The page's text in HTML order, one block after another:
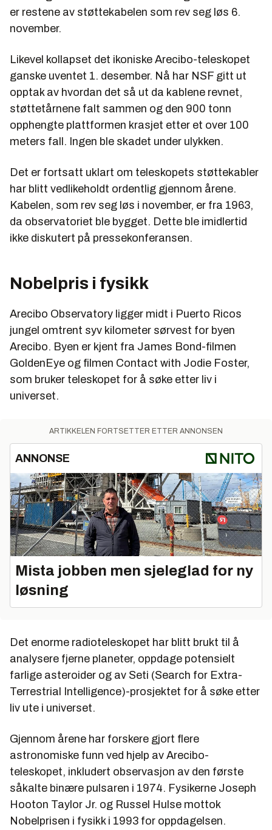
er restene av støttekabelen som rev seg løs 6.
november.
Likevel kollapset det ikoniske Arecibo-teleskopet
ganske uventet 1. desember. Nå har NSF gitt ut
opptak av hvordan det så ut da kablene revnet,
støttetårnene falt sammen og den 900 tonn
opphengte plattformen krasjet etter et over 100
meters fall. Ingen ble skadet under ulykken.
Det er fortsatt uklart om teleskopets støttekabler
har blitt vedlikeholdt ordentlig gjennom årene.
Kabelen, som rev seg løs i november, er fra 1963,
da observatoriet ble bygget. Dette ble imidlertid
ikke diskutert på pressekonferansen.
Nobelpris i fysikk
Arecibo Observatory ligger midt i Puerto Ricos
jungel omtrent syv kilometer sørvest for byen
Arecibo. Byen er kjent fra James Bond-filmen
GoldenEye og filmen Contact with Jodie Foster,
som bruker teleskopet for å søke etter liv i
universet.
ARTIKKELEN FORTSETTER ETTER ANNONSEN
ANNONSE
Mista jobben men sjeleglad for ny
løsning
Det enorme radioteleskopet har blitt brukt til å
analysere fjerne planeter, oppdage potensielt
farlige asteroider og av Seti (Search for Extra-
Terrestrial Intelligence)-prosjektet for å søke etter
liv ute i universet.
Gjennom årene har forskere gjort flere
astronomiske funn ved hjelp av Arecibo-
teleskopet, inkludert observasjon av den første
såkalte binære pulsaren i 1974. Fysikerne Joseph
Hooton Taylor Jr. og Russel Hulse mottok
Nobelprisen i fysikk i 1993 for oppdagelsen.